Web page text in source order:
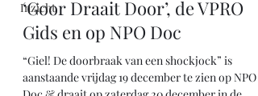
Inzicht
Marc’s Giel documentaire in
‘Goor Draait Door’, de VPRO
Gids en op NPO Doc